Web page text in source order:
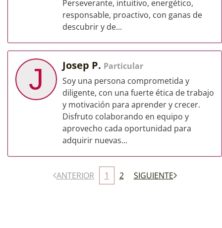
Perseverante, intuitivo, energético,
responsable, proactivo, con ganas de
descubrir y de...
J Josep P. Particular
Soy una persona comprometida y
diligente, con una fuerte ética de trabajo
y motivación para aprender y crecer.
Disfruto colaborando en equipo y
aprovecho cada oportunidad para
adquirir nuevas...
ANTERIOR 1 2 SIGUIENTE